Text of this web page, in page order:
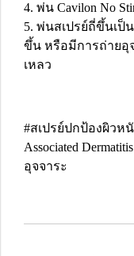
4. พ่น Cavilon No
5. พ่นสเปรย์ถี่ขึ้นเป็
ขึ้น หรือมีการถ่ายอุ
เหลว
#สเปรย์ปกป้องผิวหนั
Associated
อุจจาระ